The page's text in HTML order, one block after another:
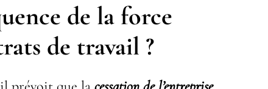
de la force
de travail ?